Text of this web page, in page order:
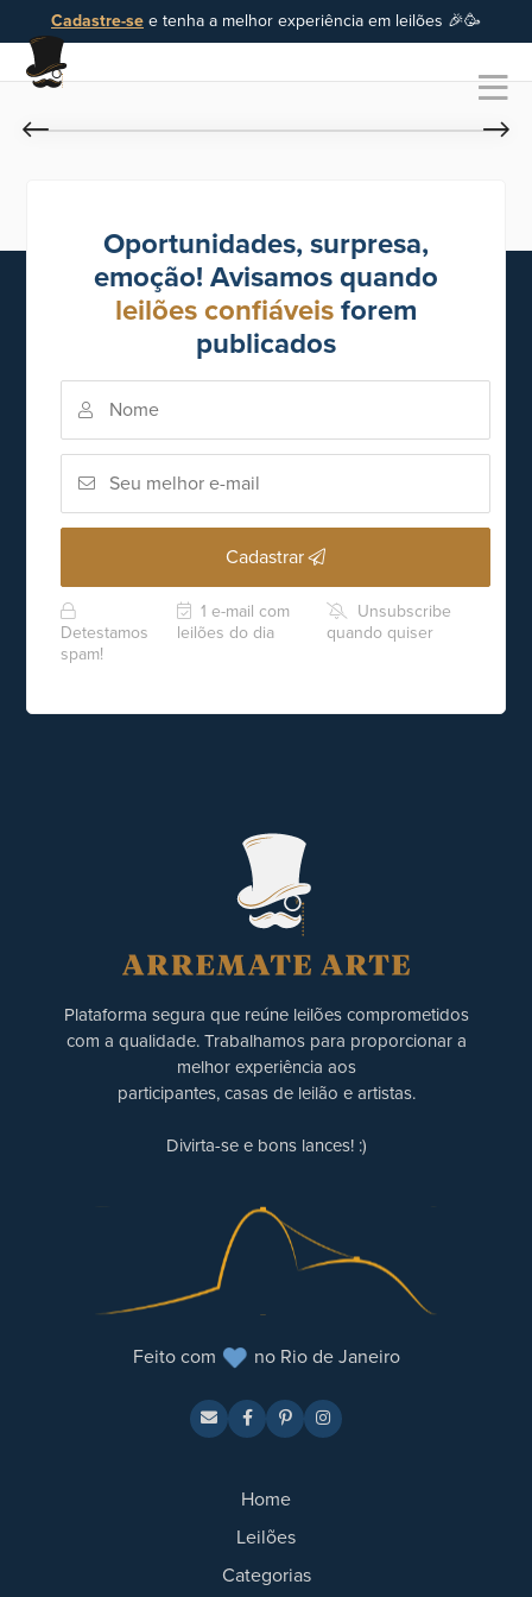
Cadastre-se e tenha a melhor experiência em leilões 🎉🥳
Oportunidades, surpresa,
emoção! Avisamos quando
leilões confiáveis forem
publicados
Cadastrar
Detestamos
spam!
1 e-mail com
leilões do dia
Unsubscribe
quando quiser
Plataforma segura que reúne leilões comprometidos
com a qualidade. Trabalhamos para proporcionar a
melhor experiência aos
participantes, casas de leilão e artistas.
Divirta-se e bons lances! :)
Feito com no Rio de Janeiro
Home
Leilões
Categorias